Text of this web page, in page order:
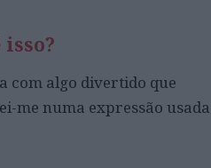
isso?
com algo divertido que
me numa expressão usada